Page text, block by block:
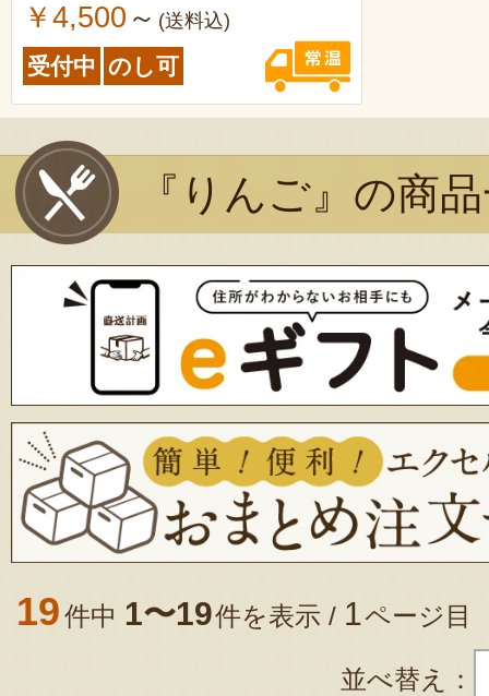
￥4,500 ～ (送料込)
受付中 のし可
『りんご』の商
19件中 1〜19件を表示 / 1ページ目
並べ替え：